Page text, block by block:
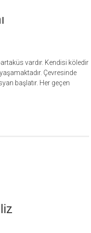
vardır. Kendisi köledir
Çevresinde
başlatır. Her geçen